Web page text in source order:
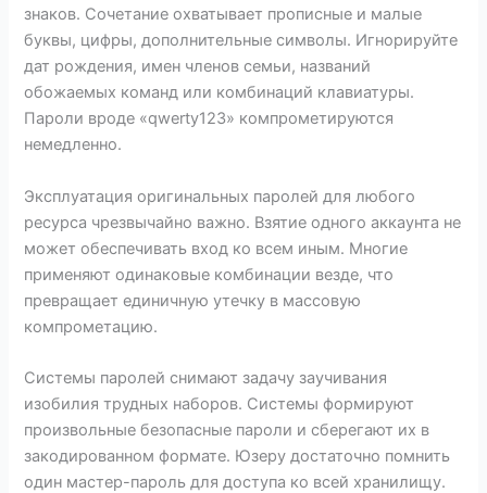
знаков. Сочетание охватывает прописные и малые
буквы, цифры, дополнительные символы. Игнорируйте
дат рождения, имен членов семьи, названий
обожаемых команд или комбинаций клавиатуры.
Пароли вроде «qwerty123» компрометируются
немедленно.
Эксплуатация оригинальных паролей для любого
ресурса чрезвычайно важно. Взятие одного аккаунта не
может обеспечивать вход ко всем иным. Многие
применяют одинаковые комбинации везде, что
превращает единичную утечку в массовую
компрометацию.
Системы паролей снимают задачу заучивания
изобилия трудных наборов. Системы формируют
произвольные безопасные пароли и сберегают их в
закодированном формате. Юзеру достаточно помнить
один мастер-пароль для доступа ко всей хранилищу.